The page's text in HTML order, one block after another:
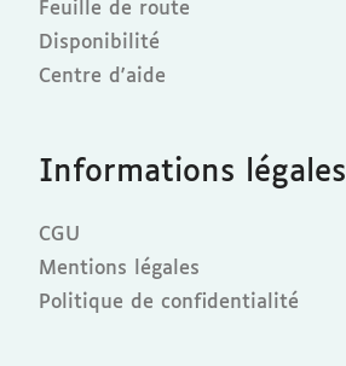
Feuille de route
Disponibilité
Centre d'aide
Informations légales
CGU
Mentions légales
Politique de confidentialité